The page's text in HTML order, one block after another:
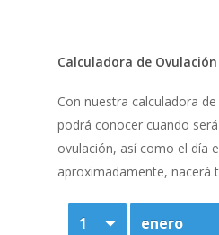
Calculadora de Ovulación
Con nuestra calculadora
podrá conocer cuando
ovulación, así como el día
aproximadamente, nacerá